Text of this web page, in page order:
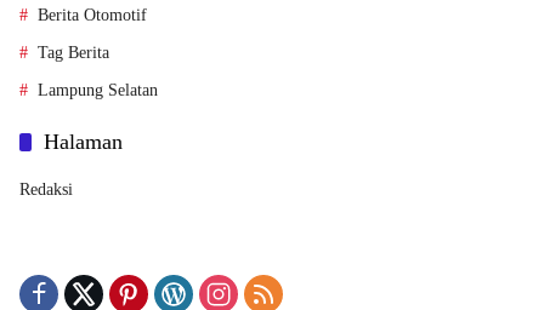
Berita Otomotif
Tag Berita
Lampung Selatan
Halaman
Redaksi